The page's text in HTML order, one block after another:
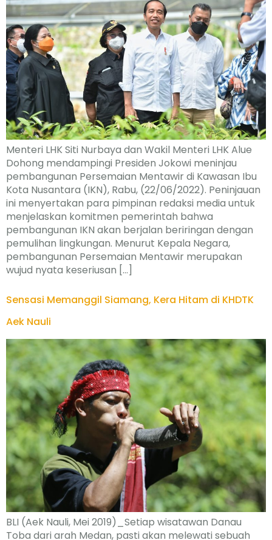
Menteri LHK Siti Nurbaya dan Wakil Menteri LHK Alue
Dohong mendampingi Presiden Jokowi meninjau
pembangunan Persemaian Mentawir di Kawasan Ibu
Kota Nusantara (IKN), Rabu, (22/06/2022). Peninjauan
ini menyertakan para pimpinan redaksi media untuk
menjelaskan komitmen pemerintah bahwa
pembangunan IKN akan berjalan beriringan dengan
pemulihan lingkungan. Menurut Kepala Negara,
pembangunan Persemaian Mentawir merupakan
wujud nyata keseriusan […]
Sensasi Memanggil Siamang, Kera Hitam di KHDTK
Aek Nauli
BLI (Aek Nauli, Mei 2019)_Setiap wisatawan Danau
Toba dari arah Medan, pasti akan melewati sebuah